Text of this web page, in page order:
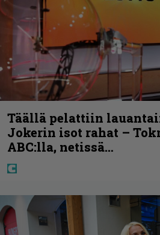
Täällä pelattiin
Jokerin isot rahat –
ABC:lla, netissä…